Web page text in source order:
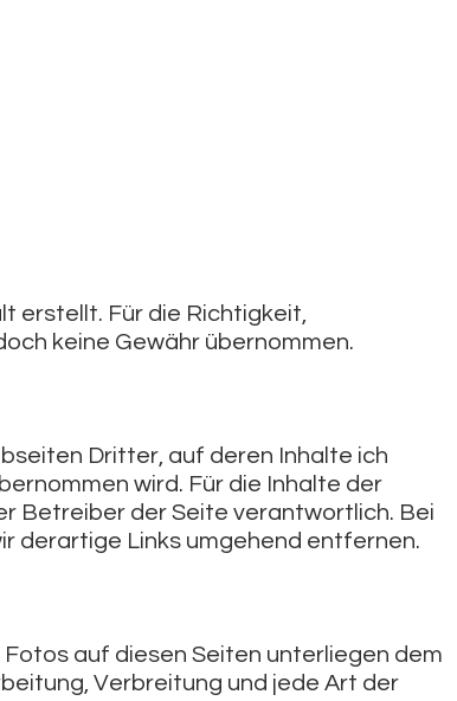
erstellt. Für die Richtigkeit,
keine Gewähr übernommen.
Dritter, auf deren Inhalte ich
wird. Für die Inhalte der
Betreiber der Seite verantwortlich. Bei
derartige Links umgehend entfernen.
auf diesen Seiten unterliegen dem
Verbreitung und jede Art der